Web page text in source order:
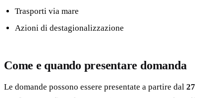
Trasporti via mare
Azioni di destagionalizzazione
Come e quando presentare domanda
Le domande possono essere presentate a partire dal 27